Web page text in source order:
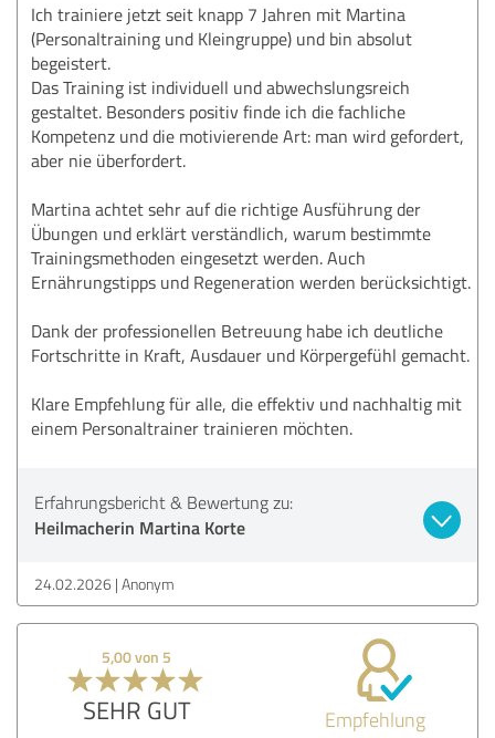
Ich trainiere jetzt seit knapp 7 Jahren mit Martina
(Personaltraining und Kleingruppe) und bin absolut
begeistert.
Das Training ist individuell und abwechslungsreich
gestaltet. Besonders positiv finde ich die fachliche
Kompetenz und die motivierende Art: man wird gefordert,
aber nie überfordert.
Martina achtet sehr auf die richtige Ausführung der
Übungen und erklärt verständlich, warum bestimmte
Trainingsmethoden eingesetzt werden. Auch
Ernährungstipps und Regeneration werden berücksichtigt.
Dank der professionellen Betreuung habe ich deutliche
Fortschritte in Kraft, Ausdauer und Körpergefühl gemacht.
Klare Empfehlung für alle, die effektiv und nachhaltig mit
einem Personaltrainer trainieren möchten.
Erfahrungsbericht & Bewertung zu:
Heilmacherin Martina Korte
24.02.2026 Anonym
5,00 von 5
SEHR GUT Empfehlung